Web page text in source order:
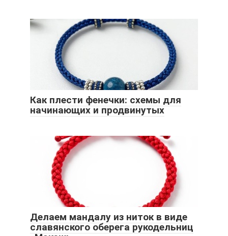
Как плести фенечки: схемы для
начинающих и продвинутых
Делаем мандалу из ниток в виде
славянского оберега рукодельниц